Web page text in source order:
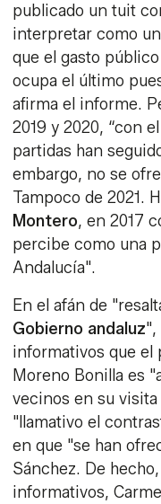
publicado un tuit
interpretar como
que el gasto
ocupa el último
afirma el informe.
2019 y 2020, “con
partidas han
embargo, no se
Tampoco de 2021.
Montero, en 2017
percibe como una
Andalucía".
En el afán de
Gobierno andaluz",
informativos que el
Moreno Bonilla es
vecinos en su
"llamativo el
en que "se han
Sánchez. De
informativos,